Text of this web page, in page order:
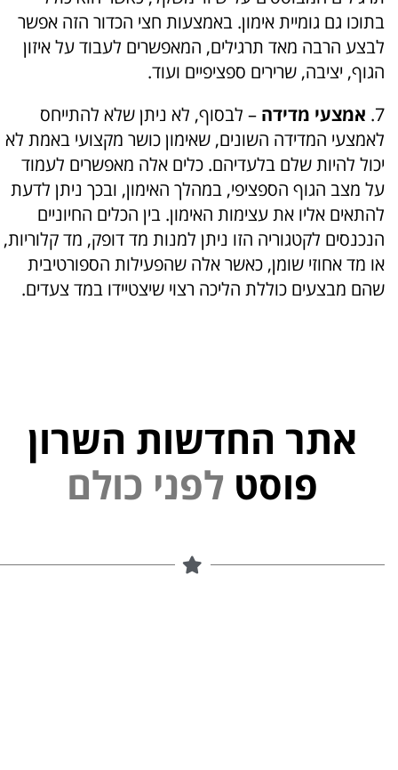
בתוכו גם גומיית אימון. באמצעות חצי הכדור הזה אפשר
לבצע הרבה מאד תרגילים, המאפשרים לעבוד על איזון
הגוף, יציבה, שרירים ספציפיים ועוד.
7. אמצעי מדידה – לבסוף, לא ניתן שלא להתייחס
לאמצעי המדידה השונים, שאימון כושר מקצועי באמת לא
יכול להיות שלם בלעדיהם. כלים אלה מאפשרים לעמוד
על מצב הגוף הספציפי, במהלך האימון, ובכך ניתן לדעת
להתאים אליו את עצימות האימון. בין הכלים החיוניים
הנכנסים לקטגוריה הזו ניתן למנות מד דופק, מד קלוריות,
או מד אחוזי שומן, כאשר אלה שהפעילות הספורטיבית
שהם מבצעים כוללת הליכה רצוי שיצטיידו במד צעדים.
אתר החדשות השרון
פוסט